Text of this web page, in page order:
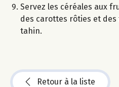
Servez les céréales aux
des carottes rôties et des
tahin.
Retour à la liste